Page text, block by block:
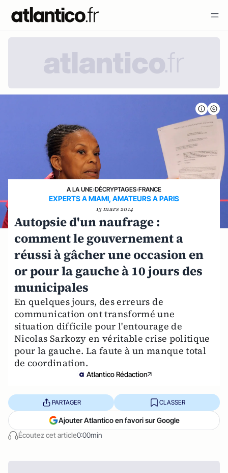
A LA UNE›DÉCRYPTAGES›FRANCE
EXPERTS A MIAMI, AMATEURS A PARIS
13 mars 2014
Autopsie d'un naufrage :
comment le gouvernement a
réussi à gâcher une occasion en
or pour la gauche à 10 jours des
municipales
En quelques jours, des erreurs de
communication ont transformé une
situation difficile pour l'entourage de
Nicolas Sarkozy en véritable crise politique
pour la gauche. La faute à un manque total
de coordination.
Atlantico Rédaction
Écoutez cet article0:00min
PARTAGER CLASSER
Ajouter Atlantico en favori sur Google